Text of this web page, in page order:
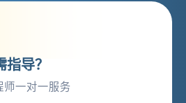
导？
一对一服务